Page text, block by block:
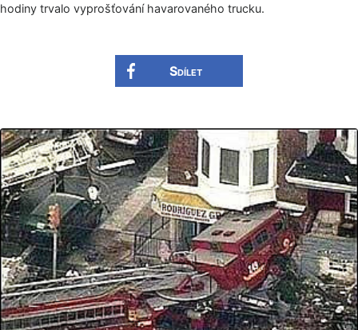
hodiny trvalo vyprošťování havarovaného trucku.
Sdílet